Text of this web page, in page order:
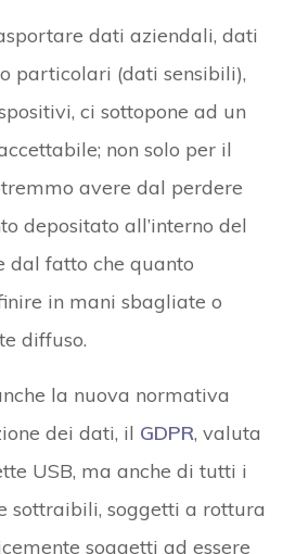
dati aziendali, dati
particolari (dati sensibili),
ci sottopone ad un
non solo per il
avere dal perdere
depositato all’interno del
dal fatto che quanto
in mani sbagliate o
diffuso.
la nuova normativa
dei dati, il GDPR, valuta
USB, ma anche di tutti i
sottraibili, soggetti a rottura
soggetti ad essere